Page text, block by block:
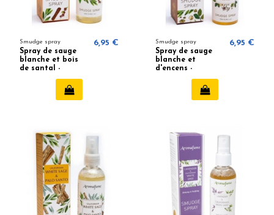
Smudge spray
Spray de sauge
blanche et bois
de santal -
6,95 € Smudge spray
Spray de sauge
blanche et
d'encens -
6,95 €